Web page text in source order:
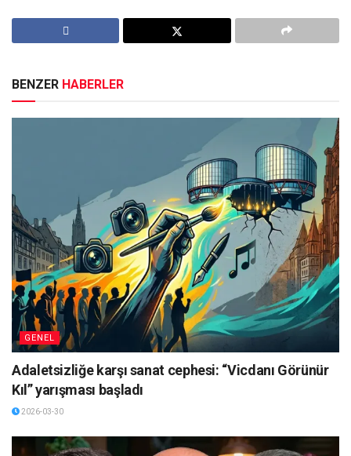
BENZER HABERLER
GENEL
Adaletsizliğe karşı sanat cephesi: “Vicdanı Görünür
Kıl” yarışması başladı
2026-03-30